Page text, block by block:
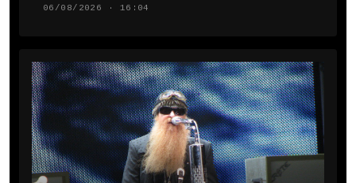
06/08/2026 · 16:04